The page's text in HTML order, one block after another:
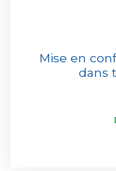
Mise en
dans